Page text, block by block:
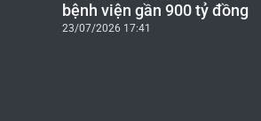
bệnh viện gần 900 tỷ đồng
23/07/2026 17:41